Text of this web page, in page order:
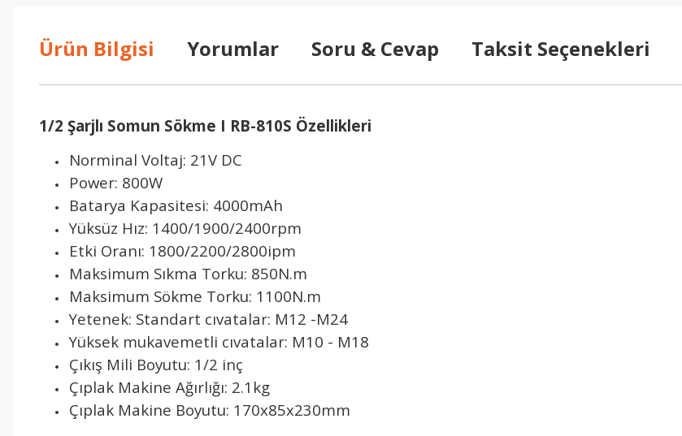
Ürün Bilgisi Yorumlar Soru & Cevap Taksit Seçenekleri
1/2 Şarjlı Somun Sökme I RB-810S Özellikleri
Norminal Voltaj: 21V DC
Power: 800W
Batarya Kapasitesi: 4000mAh
Yüksüz Hız: 1400/1900/2400rpm
Etki Oranı: 1800/2200/2800ipm
Maksimum Sıkma Torku: 850N.m
Maksimum Sökme Torku: 1100N.m
Yetenek: Standart cıvatalar: M12 -M24
Yüksek mukavemetli cıvatalar: M10 - M18
Çıkış Mili Boyutu: 1/2 inç
Çıplak Makine Ağırlığı: 2.1kg
Çıplak Makine Boyutu: 170x85x230mm